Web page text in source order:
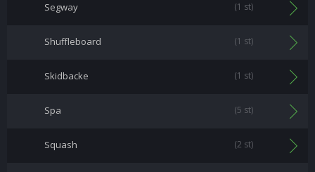
Segway (1 st)
Shuffleboard (1 st)
Skidbacke (1 st)
Spa (5 st)
Squash (2 st)